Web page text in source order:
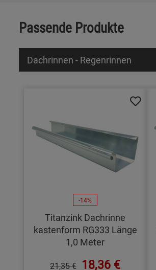
Passende Produkte
Dachrinnen - Regenrinnen
-14%
Titanzink Dachrinne
kastenform RG333 Länge
1,0 Meter
21,35 € 18,36 €